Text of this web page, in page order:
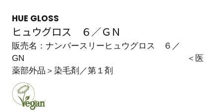
HUE GLOSS
ヒュウグロス ６／ＧＮ
販売名：ナンバースリーヒュウグロス ６／
GN ＜医
薬部外品＞染毛剤／第１剤